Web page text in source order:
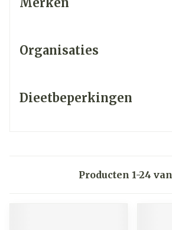
Organisaties
Dieetbeperkingen
Producten 1-24 van